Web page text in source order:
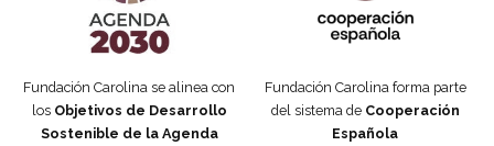
Fundación Carolina se alinea con
los Objetivos de Desarrollo
Sostenible de la Agenda
Fundación Carolina forma parte
del sistema de Cooperación
Española